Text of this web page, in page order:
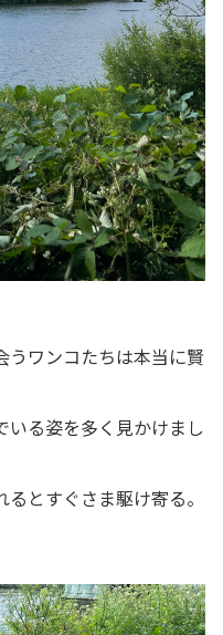
うワンコたちは本当に賢
いる姿を多く見かけまし
とすぐさま駆け寄る。